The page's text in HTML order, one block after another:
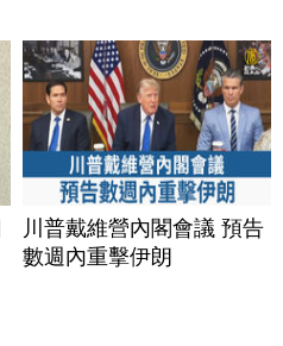
川普戴維營內閣會議 預告
數週內重擊伊朗